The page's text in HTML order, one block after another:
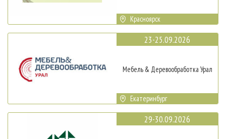
Красноярск
23-25.09.2026
Мебель & Деревообработка Урал
Екатеринбург
29-30.09.2026